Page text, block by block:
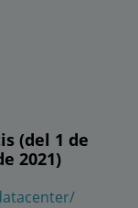
(del 1 de
2021)